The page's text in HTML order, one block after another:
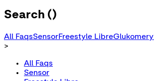
Search ()
All FaqsSensorFreestyle LibreGlukomery
>
All Faqs
Sensor